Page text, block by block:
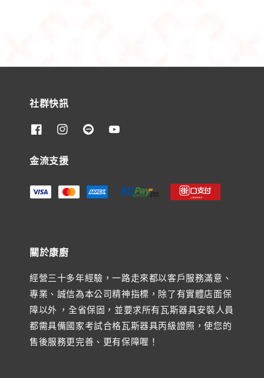
社群快訊
金流支援
關於康廚
經營三十多年經驗，一路走來都以客戶服務滿意、
專業、誠信為本公司精神指標，除了有實體店面保
障以外 ，全省保固，並要求所有瓦斯器具安裝人員
都需具備國家考試合格瓦斯器具丙級證照，使您的
售後服務更完善、更有保障喔！